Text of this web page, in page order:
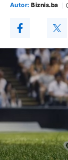
Autor: Biznis.ba